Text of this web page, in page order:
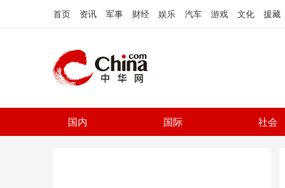
首页 资讯 军事 财经 娱乐 汽车 游戏 文化 援藏
国内 国际 社会